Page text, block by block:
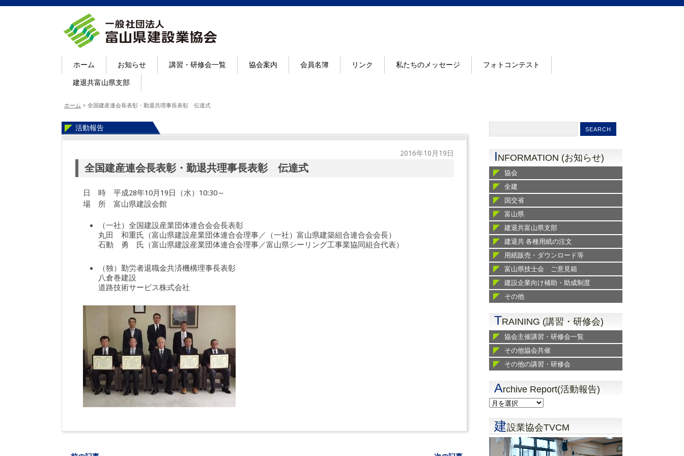
ホーム お知らせ 講習・研修会一覧 協会案内 会員名簿 リンク 私たちのメッセージ フォトコンテスト
建退共富山県支部
ホーム > 全国建産連会長表彰・勤退共理事長表彰 伝達式
活動報告
2016年10月19日
全国建産連会長表彰・勤退共理事長表彰 伝達式
日 時 平成28年10月19日（水）10:30～
場 所 富山県建設会館
（一社）全国建設産業団体連合会会長表彰
丸田 和重氏（富山県建設産業団体連合会理事／（一社）富山県建築組合連合会会長）
石動 勇 氏（富山県建設産業団体連合会理事／富山県シーリング工事業協同組合代表）
（独）勤労者退職金共済機構理事長表彰
八倉巻建設
道路技術サービス株式会社
INFORMATION (お知らせ)
協会
全建
国交省
富山県
建退共富山県支部
建退共 各種用紙の注文
用紙販売・ダウンロード等
富山県技士会 ご意見箱
建設企業向け補助・助成制度
その他
TRAINING (講習・研修会)
協会主催講習・研修会一覧
その他協会共催
その他の講習・研修会
Archive Report(活動報告)
建設業協会TVCM